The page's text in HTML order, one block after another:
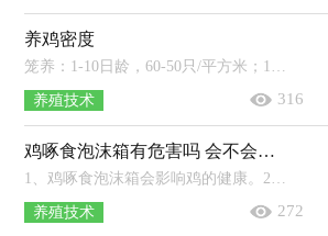
养鸡密度
养殖技术 316
鸡啄食泡沫箱有危害吗 会不会中毒
养殖技术 272